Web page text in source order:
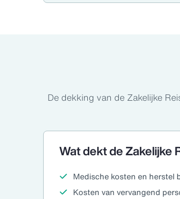
De dekking van de Zakelijke
Wat dekt de Zakelijke
Medische kosten en herstel
Kosten van vervangend